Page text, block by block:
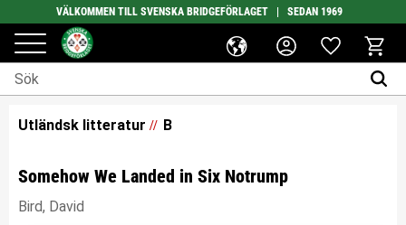
Meny
VÄLKOMMEN TILL SVENSKA BRIDGEFÖRLAGET | SEDAN 1969
Favoriter
Utländsk litteratur B
Somehow We Landed in Six Notrump
Bird, David